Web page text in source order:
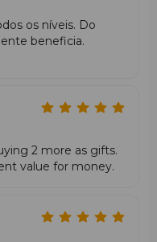
a circulação
os níveis. Do
beneficia.
2 more as gifts.
value for money.